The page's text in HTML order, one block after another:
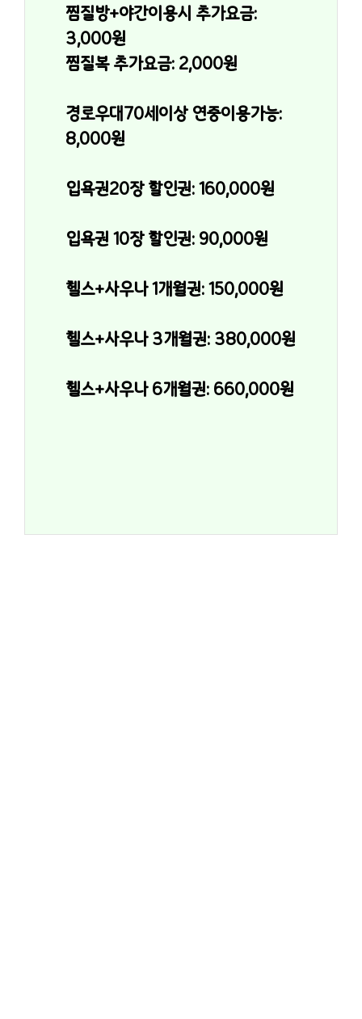
찜질방+야간이용시 추가요금:
3,000원
찜질복 추가요금: 2,000원
경로우대70세이상 연중이용가능:
8,000원
입욕권20장 할인권: 160,000원
입욕권 10장 할인권: 90,000원
헬스+사우나 1개월권: 150,000원
헬스+사우나 3개월권: 380,000원
헬스+사우나 6개월권: 660,000원